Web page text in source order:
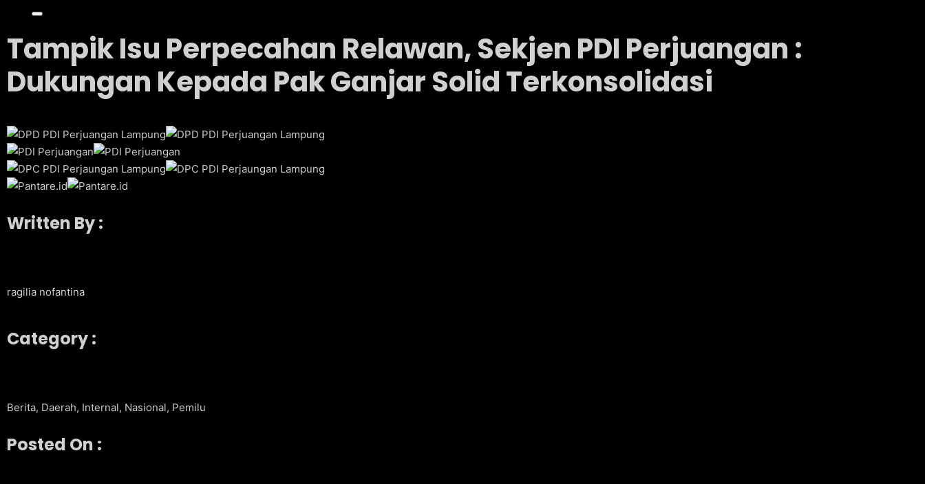
Tampik Isu Perpecahan Relawan, Sekjen PDI Perjuangan :
Dukungan Kepada Pak Ganjar Solid Terkonsolidasi
Written By :
ragilia nofantina
Category :
Berita, Daerah, Internal, Nasional, Pemilu
Posted On :